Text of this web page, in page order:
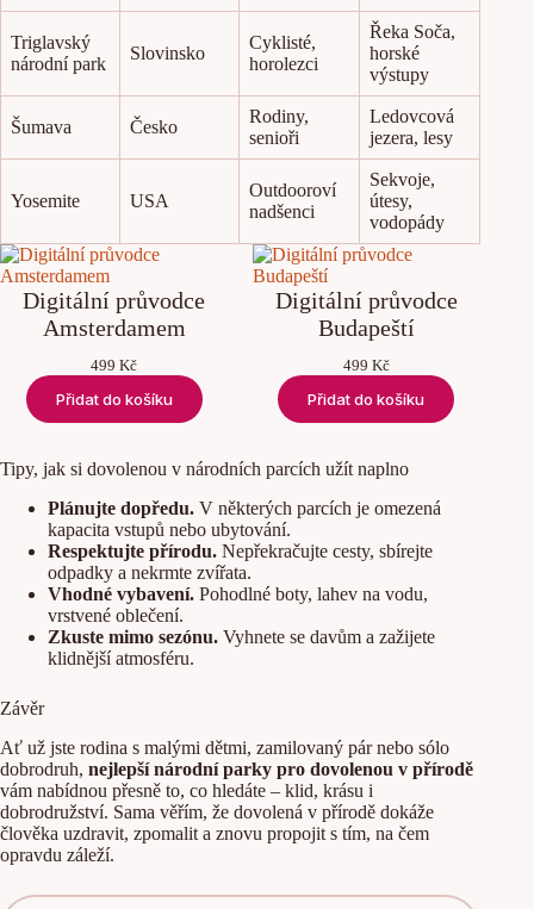
Triglavský
národní park
Slovinsko
Cyklisté,
horolezci
Řeka Soča,
horské
výstupy
Šumava Česko
Rodiny,
senioři
Ledovcová
jezera, lesy
Yosemite USA
Outdooroví
nadšenci
Sekvoje,
útesy,
vodopády
Digitální průvodce
Amsterdamem
499Kč
Přidat do košíku
Digitální průvodce
Budapeští
499 Kč
Přidat do košíku
Tipy, jak si dovolenou v národních parcích užít naplno
Plánujte dopředu. V některých parcích je omezená
kapacita vstupů nebo ubytování.
Respektujte přírodu. Nepřekračujte cesty, sbírejte
odpadky a nekrmte zvířata.
Vhodné vybavení. Pohodlné boty, lahev na vodu,
vrstvené oblečení.
Zkuste mimo sezónu. Vyhnete se davům a zažijete
klidnější atmosféru.
Závěr
Ať už jste rodina s malými dětmi, zamilovaný pár nebo sólo
dobrodruh, nejlepší národní parky pro dovolenou v přírodě
vám nabídnou přesně to, co hledáte – klid, krásu i
dobrodružství. Sama věřím, že dovolená v přírodě dokáže
člověka uzdravit, zpomalit a znovu propojit s tím, na čem
opravdu záleží.